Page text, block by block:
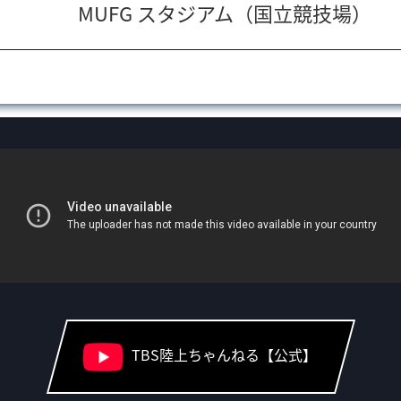
MUFG スタジアム（国立競技場）
TBS陸上ちゃんねる【公式】